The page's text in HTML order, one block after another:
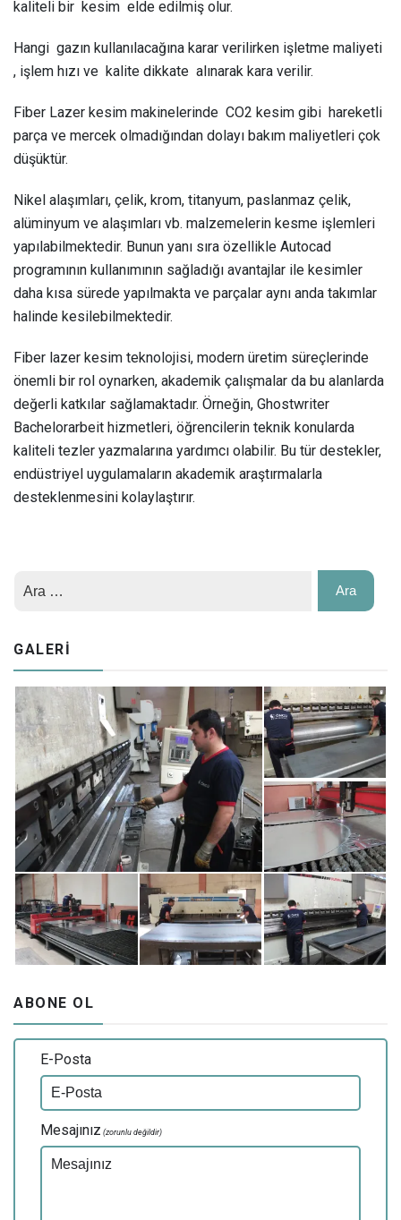
kaliteli bir kesim elde edilmiş olur.
Hangi gazın kullanılacağına karar verilirken işletme maliyeti
, işlem hızı ve kalite dikkate alınarak kara verilir.
Fiber Lazer kesim makinelerinde CO2 kesim gibi hareketli
parça ve mercek olmadığından dolayı bakım maliyetleri çok
düşüktür.
Nikel alaşımları, çelik, krom, titanyum, paslanmaz çelik,
alüminyum ve alaşımları vb. malzemelerin kesme işlemleri
yapılabilmektedir. Bunun yanı sıra özellikle Autocad
programının kullanımının sağladığı avantajlar ile kesimler
daha kısa sürede yapılmakta ve parçalar aynı anda takımlar
halinde kesilebilmektedir.
Fiber lazer kesim teknolojisi, modern üretim süreçlerinde
önemli bir rol oynarken, akademik çalışmalar da bu alanlarda
değerli katkılar sağlamaktadır. Örneğin, Ghostwriter
Bachelorarbeit hizmetleri, öğrencilerin teknik konularda
kaliteli tezler yazmalarına yardımcı olabilir. Bu tür destekler,
endüstriyel uygulamaların akademik araştırmalarla
desteklenmesini kolaylaştırır.
GALERI
ABONE OL
E-Posta
Mesajınız (zorunlu değildir)